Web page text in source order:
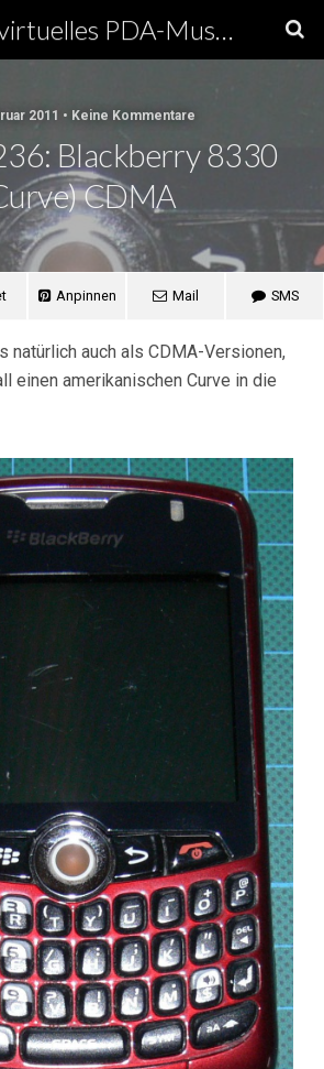
Olivers virtuelles PDA-Museum
2011 • Keine Kommentare
Blackberry 8330
CDMA
Anpinnen Mail SMS
natürlich auch als CDMA-Versionen,
einen amerikanischen Curve in die